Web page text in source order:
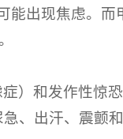
能出现焦虑。
）和发作性惊
、出汗、震颤